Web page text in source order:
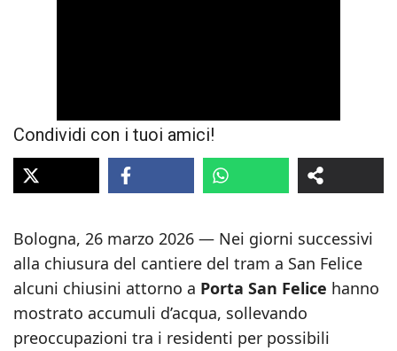
Condividi con i tuoi amici!
Bologna, 26 marzo 2026 — Nei giorni successivi
alla chiusura del cantiere del tram a San Felice
alcuni chiusini attorno a Porta San Felice hanno
mostrato accumuli d’acqua, sollevando
preoccupazioni tra i residenti per possibili